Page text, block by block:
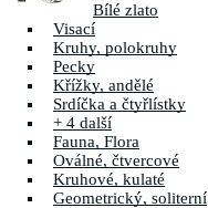
Bílé zlato
Visací
Kruhy, polokruhy
Pecky
Křížky, andělé
Srdíčka a čtyřlístky
+ 4 další
Fauna, Flora
Oválné, čtvercové
Kruhové, kulaté
Geometrický, soliterní